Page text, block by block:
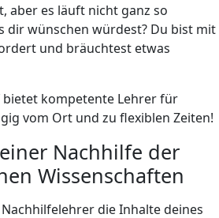
aber es läuft nicht ganz so
dir wünschen würdest? Du bist mit
und bräuchtest etwas
kompetente Lehrer für
vom Ort und zu flexiblen Zeiten!
Nachhilfe der
Wissenschaften
die Inhalte deines